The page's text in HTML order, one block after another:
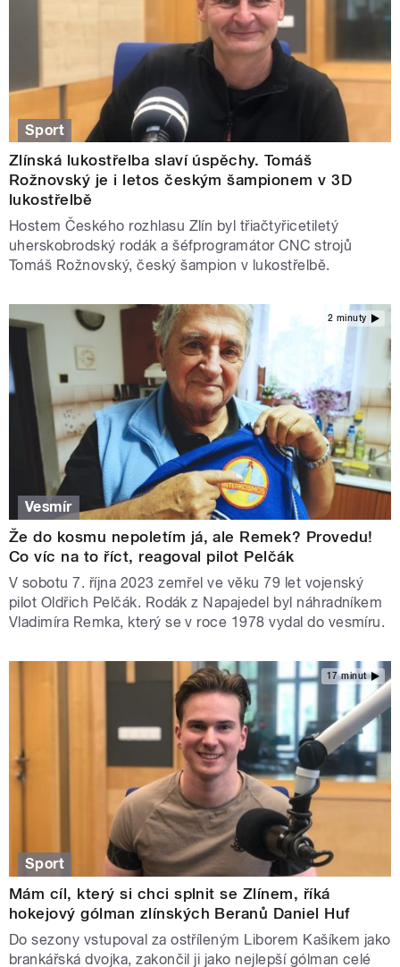
Sport
Zlínská lukostřelba slaví úspěchy. Tomáš
Rožnovský je i letos českým šampionem v 3D
lukostřelbě
Hostem Českého rozhlasu Zlín byl třiačtyřicetiletý
uherskobrodský rodák a šéfprogramátor CNC strojů
Tomáš Rožnovský, český šampion v lukostřelbě.
2 minuty
Vesmír
Že do kosmu nepoletím já, ale Remek? Provedu!
Co víc na to říct, reagoval pilot Pelčák
V sobotu 7. října 2023 zemřel ve věku 79 let vojenský
pilot Oldřich Pelčák. Rodák z Napajedel byl náhradníkem
Vladimíra Remka, který se v roce 1978 vydal do vesmíru.
17 minut
Sport
Mám cíl, který si chci splnit se Zlínem, říká
hokejový gólman zlínských Beranů Daniel Huf
Do sezony vstupoval za ostříleným Liborem Kašíkem jako
brankářská dvojka, zakončil ji jako nejlepší gólman celé